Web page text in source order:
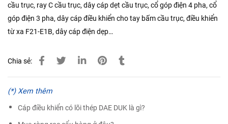
cầu trục, ray C cầu trục,dây cáp dẹt cầu trục,cổ góp điện 4 pha,cổ
góp điện 3 pha,dây cáp điều khiển cho tay bấm cầu trục,điều khiển
từ xa F21-E1B,dây cáp điện dẹp…
Chia sẻ:
(*) Xem thêm
Cáp điều khiển có lõi thép DAE DUK là gì?